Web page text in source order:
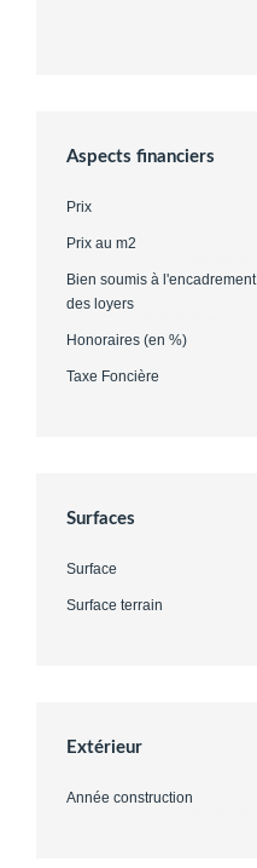
Aspects financiers
Prix
Prix au m2
Bien soumis à l'encadrement
des loyers
Honoraires (en %)
Taxe Foncière
Surfaces
Surface
Surface terrain
Extérieur
Année construction